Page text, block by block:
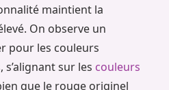
maintient la
On observe un
pour les couleurs
sur les couleurs
que le rouge originel